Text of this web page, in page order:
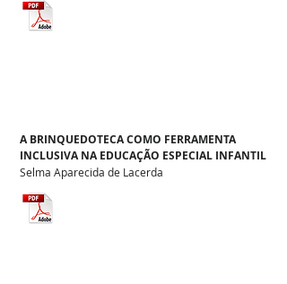
Selma Aparecida de Lacerda
A BRINQUEDOTECA COMO FERRAMENTA
INCLUSIVA NA EDUCAÇÃO ESPECIAL INFANTIL